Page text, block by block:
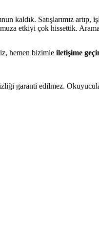
kaldık. Satışlarımız artıp,
etkiyi çok hissettik.
hemen bizimle iletişime
garanti edilmez.